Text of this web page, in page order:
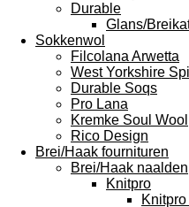
Durable
Glans/
Sokkenwol
Filcolana Arwetta
West Yorkshire
Durable Soqs
Pro Lana
Kremke Soul Wool
Rico Design
Brei/Haak fournituren
Brei/Haak naalden
Knitpro